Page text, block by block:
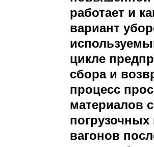
работает и
вариант
цикле
сбора и
процесс
материалов
погрузочных
вагонов